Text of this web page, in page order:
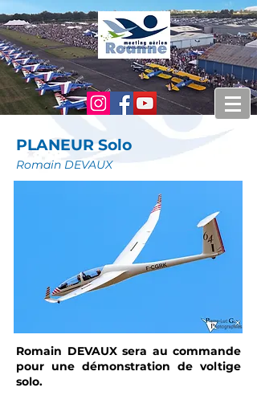
PLANEUR Solo
Romain DEVAUX
Romain DEVAUX sera au commande
pour une démonstration de voltige
solo.